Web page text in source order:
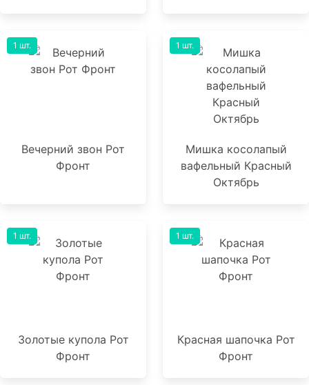
Вечерний звон Рот
Фронт
1 шт.
Мишка косолапый
вафельный Красный
Октябрь
1 шт.
Золотые купола Рот
Фронт
1 шт.
Красная шапочка Рот
Фронт
1 шт.